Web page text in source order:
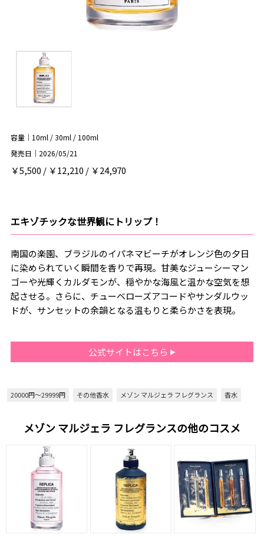
容量｜10ml / 30ml / 100ml
発売日｜2026/05/21
￥5,500 / ￥12,210 / ￥24,970
エキゾチックな世界観にトリップ！
南国の楽園、ブラジルのイパネマビーチがオレンジ色の夕日
に染められていく瞬間を香りで再現。甘美なジューシーマン
ゴーや光輝くカルダモンが、穏やかな海風と温かな空気を想
起させる。さらに、チューベローズアコードやサンダルウッ
ドが、サンセットの余韻となる温もりと柔らかさを表現。
公式サイトはこちら
20000円～29999円 その他香水 メゾン マルジェラ フレグランス 香水
メゾン マルジェラ フレグランスの他のコスメ